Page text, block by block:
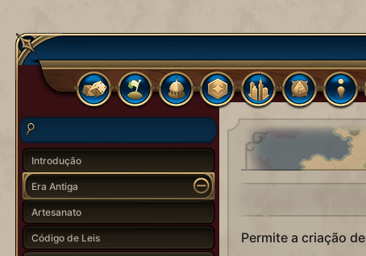
Introdução
Era Antiga
Artesanato
Código de Leis Permite a criação de